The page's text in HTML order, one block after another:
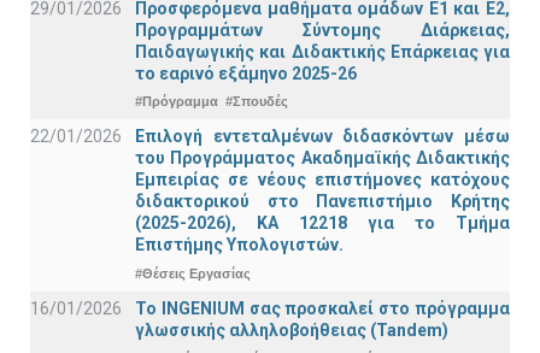
29/01/2026
Προσφερόμενα μαθήματα ομάδων Ε1 και Ε2,
Προγραμμάτων Σύντομης Διάρκειας,
Παιδαγωγικής και Διδακτικής Επάρκειας για
το εαρινό εξάμηνο 2025-26
#Πρόγραμμα #Σπουδές
22/01/2026
Επιλογή εντεταλμένων διδασκόντων μέσω
του Προγράμματος Ακαδημαϊκής Διδακτικής
Εμπειρίας σε νέους επιστήμονες κατόχους
διδακτορικού στο Πανεπιστήμιο Κρήτης
(2025-2026), ΚΑ 12218 για το Τμήμα
Επιστήμης Υπολογιστών.
#Θέσεις Εργασίας
16/01/2026
Το INGENIUM σας προσκαλεί στο πρόγραμμα
γλωσσικής αλληλοβοήθειας (Tandem)